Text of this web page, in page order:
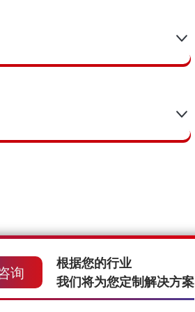
询
根据您的行业
我们将为您定制解决方案